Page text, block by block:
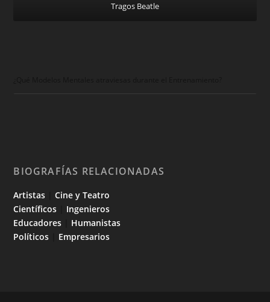
Tragos Beatle
BIOGRAFÍAS RELACIONADAS
Artistas |Cine y Teatro
Científicos
Ingenieros
Educadores
Humanistas
Políticos
Empresarios